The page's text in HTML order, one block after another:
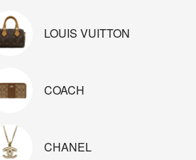
LOUIS VUITTON
COACH
CHANEL